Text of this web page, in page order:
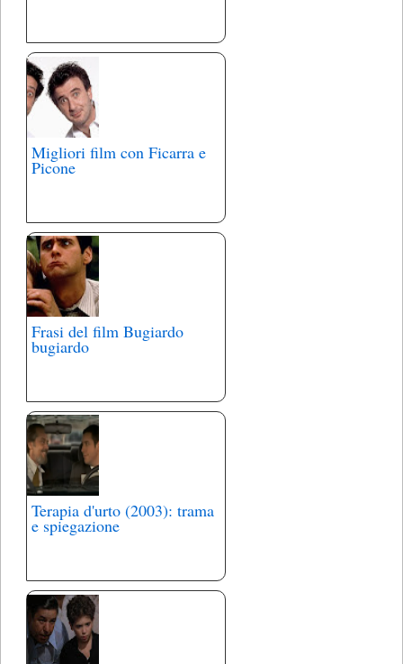
Migliori film con Ficarra e
Picone
Frasi del film Bugiardo
bugiardo
Terapia d'urto (2003): trama
e spiegazione